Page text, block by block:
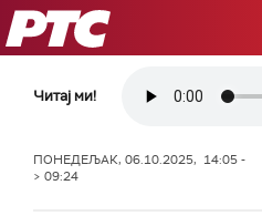
РТС
Читај ми!
ПОНЕДЕЉАК, 06.10.2025, 14:05 -
> 09:24